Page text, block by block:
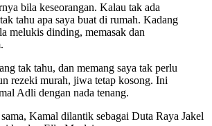
bila keseorangan. Kalau tak ada
tahu apa saya buat di rumah. Kadang
melukis dinding, memasak dan
tak tahu, dan memang saya tak perlu
rezeki murah, jiwa tetap kosong. Ini
Adli dengan nada tenang.
Kamal dilantik sebagai Duta Raya Jakel